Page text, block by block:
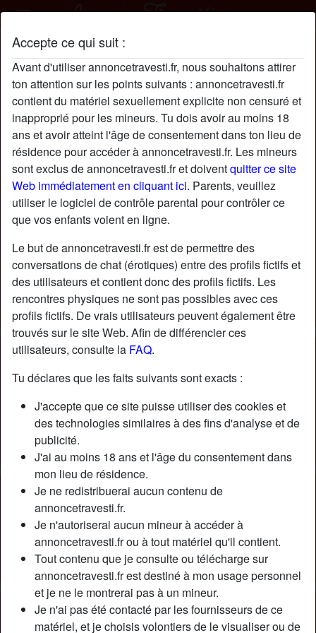
Accepte ce qui suit :
Avant d'utiliser annoncetravesti.fr, nous souhaitons attirer
ton attention sur les points suivants : annoncetravesti.fr
contient du matériel sexuellement explicite non censuré et
inapproprié pour les mineurs. Tu dois avoir au moins 18
ans et avoir atteint l'âge de consentement dans ton lieu de
résidence pour accéder à annoncetravesti.fr. Les mineurs
sont exclus de annoncetravesti.fr et doiventquitter ce site
Web immédiatement en cliquant ici. Parents, veuillez
utiliser le logiciel de contrôle parental pour contrôler ce
que vos enfants voient en ligne.
Le but de annoncetravesti.fr est de permettre des
conversations de chat (érotiques) entre des profils fictifs et
des utilisateurs et contient donc des profils fictifs. Les
rencontres physiques ne sont pas possibles avec ces
profils fictifs. De vrais utilisateurs peuvent également être
trouvés sur le site Web. Afin de différencier ces
utilisateurs, consulte la FAQ.
Tu déclares que les faits suivants sont exacts :
J'accepte que ce site puisse utiliser des cookies et
des technologies similaires à des fins d'analyse et de
publicité.
J'ai au moins 18 ans et l'âge du consentement dans
mon lieu de résidence.
Je ne redistribuerai aucun contenu de
annoncetravesti.fr.
Je n'autoriserai aucun mineur à accéder à
annoncetravesti.fr ou à tout matériel qu'il contient.
Tout contenu que je consulte ou télécharge sur
annoncetravesti.fr est destiné à mon usage personnel
et je ne le montrerai pas à un mineur.
Je n'ai pas été contacté par les fournisseurs de ce
matériel, et je choisis volontiers de le visualiser ou de
Maroco93100 profil
starAjouter chatDiscuter !
Nickname:
Maroco93100
Âge:
35
Département:
Seine-Saint-Denis
Sexe:
Homme
Sexualité:
Description
N'a pas encore saisi de description
Cherche
Transexuelle
Tags